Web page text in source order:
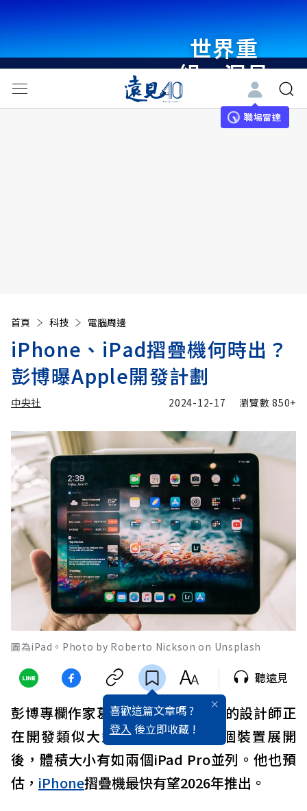
世界重
組・洞見
未來 與
世界領袖
職場雷達
首頁 科技 電腦周邊
iPhone、iPad摺疊機何時出？
彭博曝Apple開發計劃
中央社 2024-12-17 瀏覽數850+
圖為iPad。Photo by Roberto Nickson on Unsplash
喜歡這篇文章嗎 ?
登入 後立即收藏 !
聽遠見
彭博專欄作家葛曼撰文表示， 蘋果 的設計師正
在開發類似大型的iPad裝置，這個裝置展開
後，體積大小有如兩個iPad Pro並列。他也預
估， iPhone摺疊機最快有望2026年推出。